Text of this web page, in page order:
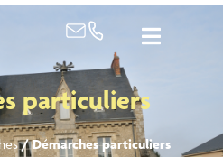
particuliers
/Démarches particuliers